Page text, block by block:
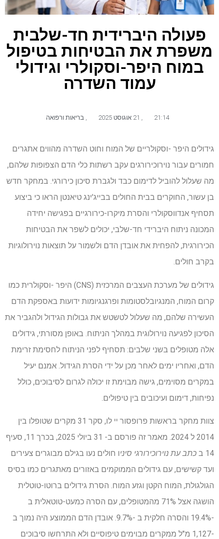
פעולה היברידית חד-שלבית
משפרת את הבטיחות בטיפול
במוח היפר-וסקולרי וגידולי
עמוד השדרה
21:14 בריאות ורפואה
גידולים היפר -וסקולריים של המוח וחוט השדרה מהווים אתגרים
חמורים עבור נוירוכירורגים עקב רשתות כלי הדם הצפופות שלהם,
מה שעלול להוביל לדימום כבד ולגברת סיכון כירורגי. במחקר חדש
בן עשור, החוקרים בבית החולים בבייג'ינג טיאנטן הראו כי ביצוע
תסחיף אנדווסקולרי והסרת מיקרו-כירורגיים בפגישה יחידה
המכונה ניתוח היברידי חד-שלבי, יכולים לשפר את הבטיחות
הכירורגית, להפחית את אובדן הדם ולשמור על תוצאות נוירולוגיות
בקרב חולים.
גידולים של מערכת העצבים המרכזית (CNS) היפר -וסקולרית כמו
קרום המוח, המנגיובלסטומות ופרגנגיומות ידועות באספקת הדם
העשירה שלהם, מה שעלול לטשטש את גבולות הגידול ולהגביר את
הסיכון לפגיעה נוירולוגית במהלך הניתוח. באופן מסורתי, גידולים
אלה מטופלים בשני שלבים: תסחיף לפני הניתוח לחסימת זרימת
הדם, ואחריו ימים לאחר מכן על ידי הסרת הגידול. אמנם יעיל
במקרים מסוימים, גישה מבוימת זו יכולה לגרום לסיבוכים, כולל
נפיחות, דימום ועיכובים בין טיפולים.
צוות מחקר בראשות פרופסור יי לו, סקר 31 מקרים שטופלו בין
2014 ל 2024. מאמר זה פורסם ב- 31 ביולי 2025, בכרך 11, סעיף
14 ב
כתב עת נוירוכירורגי סיניו חולים נעו בגילם מבוגרים צעירים
ועד קשישים, עם גידולים הממוקמים באזורים מאתגרים כמו בסיס
הגולגולת, המוח הקטן וגזע המוח. הסרת גידולים ברוטו-טוטלית
הושגה אצל 71% מהמטופלים, עם הסרה כמעט-טוטאלית ב
-19.4% והסרה חלקית ב -9.7%. אובדן הדם הממוצע היה נמוך ב
-1,127 מ"ל ממקרים מבוימים טיפוסיים ולא התרחשו סיבוכים